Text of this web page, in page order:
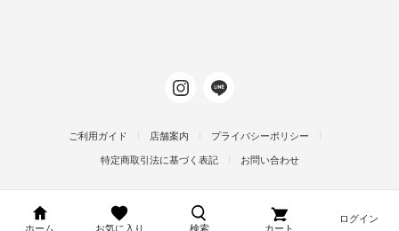
ご利用ガイド 店舗案内 プライバシーポリシー
特定商取引法に基づく表記 お問い合わせ
d-arms-shop.jp
ホーム お気に入り 検索 カート
ログイン